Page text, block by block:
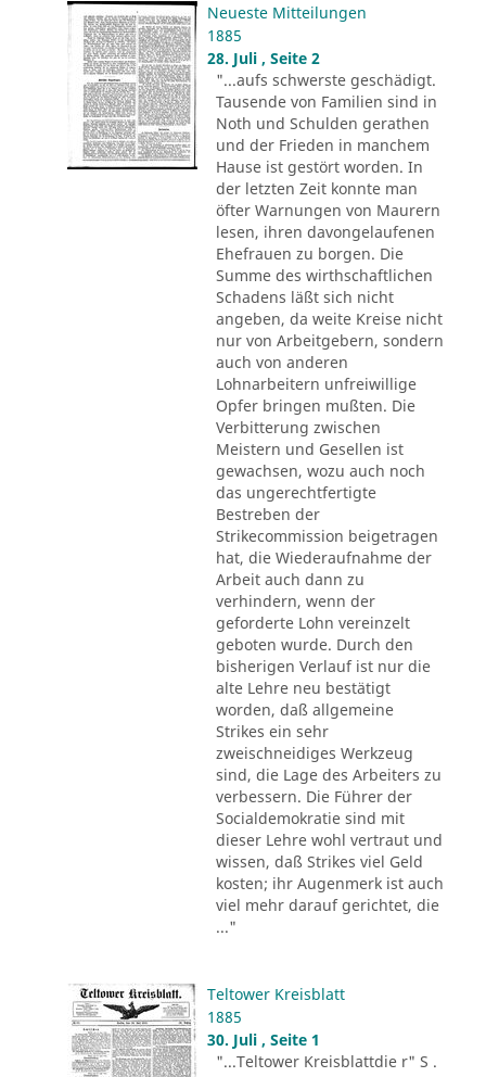
Neueste Mitteilungen
1885
28. Juli , Seite 2
"...aufs schwerste geschädigt.
Tausende von Familien sind in
Noth und Schulden gerathen
und der Frieden in manchem
Hause ist gestört worden. In
der letzten Zeit konnte man
öfter Warnungen von Maurern
lesen, ihren davongelaufenen
Ehefrauen zu borgen. Die
Summe des wirthschaftlichen
Schadens läßt sich nicht
angeben, da weite Kreise nicht
nur von Arbeitgebern, sondern
auch von anderen
Lohnarbeitern unfreiwillige
Opfer bringen mußten. Die
Verbitterung zwischen
Meistern und Gesellen ist
gewachsen, wozu auch noch
das ungerechtfertigte
Bestreben der
Strikecommission beigetragen
hat, die Wiederaufnahme der
Arbeit auch dann zu
verhindern, wenn der
geforderte Lohn vereinzelt
geboten wurde. Durch den
bisherigen Verlauf ist nur die
alte Lehre neu bestätigt
worden, daß allgemeine
Strikes ein sehr
zweischneidiges Werkzeug
sind, die Lage des Arbeiters zu
verbessern. Die Führer der
Socialdemokratie sind mit
dieser Lehre wohl vertraut und
wissen, daß Strikes viel Geld
kosten; ihr Augenmerk ist auch
viel mehr darauf gerichtet, die
..."
Teltower Kreisblatt
1885
30. Juli , Seite 1
"...Teltower Kreisblattdie r" S .